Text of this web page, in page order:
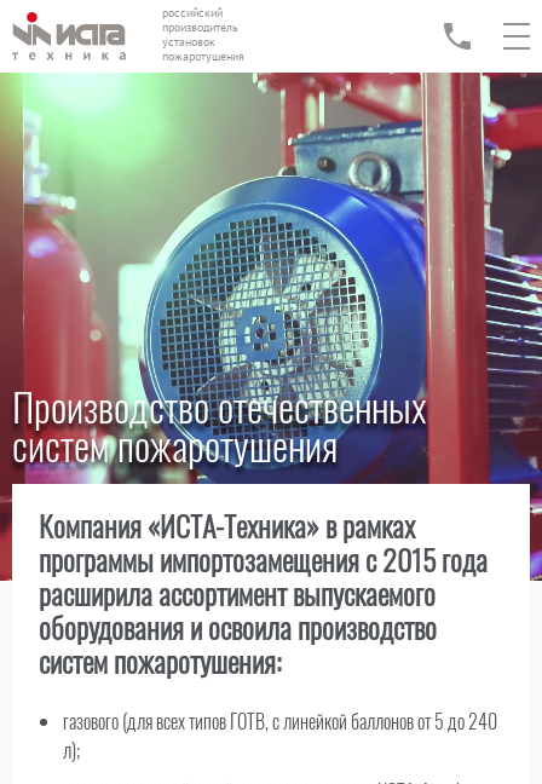
российский
производитель
установок
пожаротушения
Производство отечественных
систем пожаротушения
Компания «ИСТА-Техника» в рамках
программы импортозамещения c 2015 года
расширила ассортимент выпускаемого
оборудования и освоила производство
систем пожаротушения:
газового (для всех типов ГОТВ, с линейкой баллонов от 5 до 240
л);